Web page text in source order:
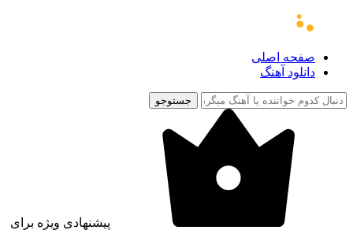
صفحه اصلی
دانلود آهنگ
جستوجو
پیشنهادی ویژه برای